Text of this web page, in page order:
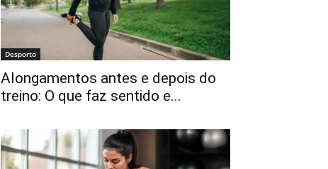
Desporto
Alongamentos antes e depois do
treino: O que faz sentido e...